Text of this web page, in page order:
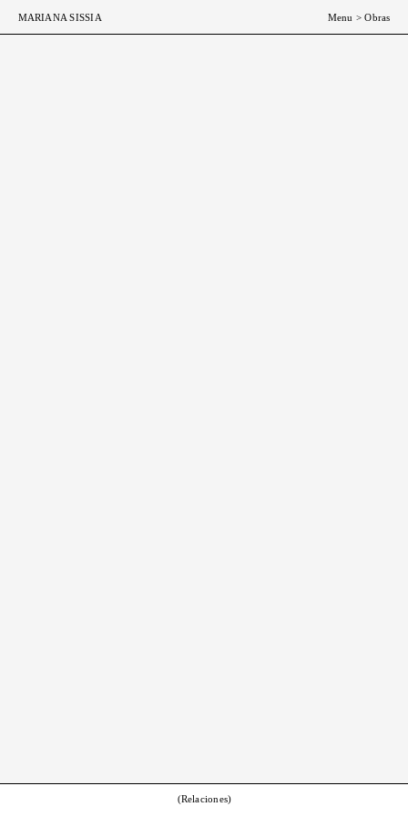
MARIANA SISSIA Menu >Obras
ESPENG
(Relaciones)